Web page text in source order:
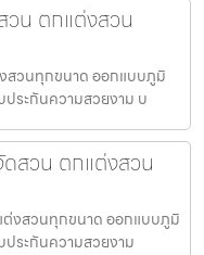
น ตกแต่งสวน
สวนทุกขนาด ออกแบบภูมิ
ระกันความสวยงาม บ
สวน ตกแต่งสวน
งสวนทุกขนาด ออกแบบภูมิ
ระกันความสวยงาม